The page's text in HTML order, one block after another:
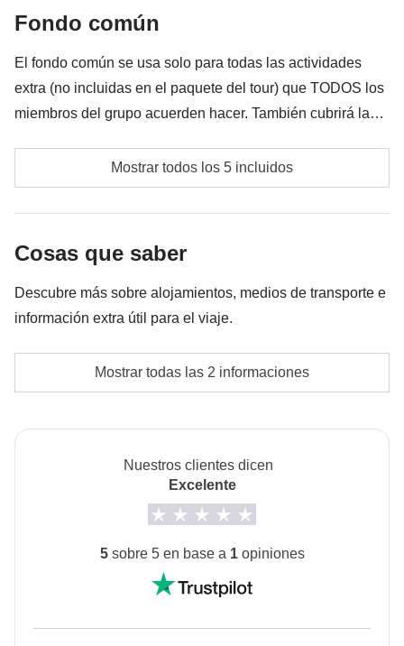
incluye"
Fondo común
El fondo común se usa solo para todas las actividades
extra (no incluidas en el paquete del tour) que TODOS los
miembros del grupo acuerden hacer. También cubrirá la
común es de aproximadamente 200€y lo recoge el
coordinador en el destino. La cantidad del fondo común
variará según el número de actividades y extras que el
devolverá al final del viaje a los participantes.
Entradas para museos locales
grupo acuerde realizar, y la parte correspondiente al
coordinador
Mostrar todos los 5 incluidos
Cosas que saber
Descubre más sobre alojamientos, medios de transporte e
información extra útil para el viaje.
Todos los alojamientos son en habitaciones
compartidas (habitaciones privadas podrían estar
Ver todos los detalles
Mostrar todas las 2 informaciones
Nuestros clientes dicen
Excelente
5sobre 5 en base a 1opiniones